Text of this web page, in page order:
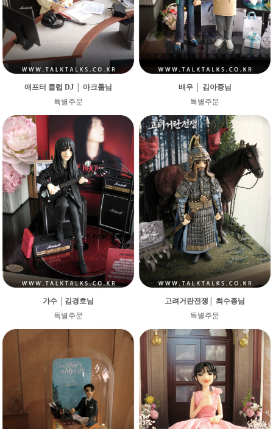
애프터 클럽 DJ │ 마크툽님
특별주문
배우 │ 김아중님
특별주문
가수 │김경호님
특별주문
고려거란전쟁│ 최수종님
특별주문